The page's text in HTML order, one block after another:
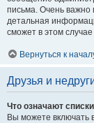
письма. Очень важно
детальная
сможет в этом
Вернуться к
Друзья и
Что означают
Вы можете включать